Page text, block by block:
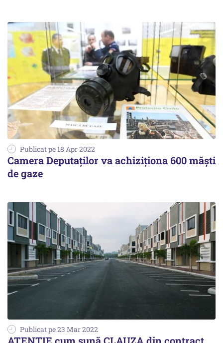
Publicat pe 18 Apr 2022
Camera Deputaţilor va achiziționa 600 măşti
de gaze
Publicat pe 23 Mar 2022